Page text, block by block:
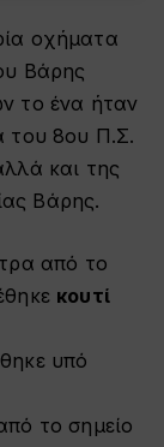
οχήματα
Βάρης
το ένα ήταν
του 8ου Π.Σ.
και της
Βάρης.
από το
κουτί
υπό
το σημείο